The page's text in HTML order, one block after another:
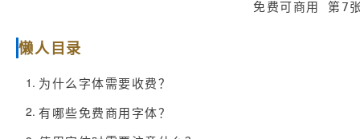
懒人目录
为什么字体需要收费？
有哪些免费商用字体？